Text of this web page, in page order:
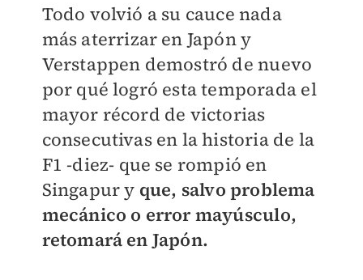
Todo volvió a su cauce nada
más aterrizar en Japón y
Verstappen demostró de nuevo
por qué logró esta temporada el
mayor récord de victorias
consecutivas en la historia de la
F1 -diez- que se rompió en
Singapur y que, salvo problema
mecánico o error mayúsculo,
retomará en Japón.